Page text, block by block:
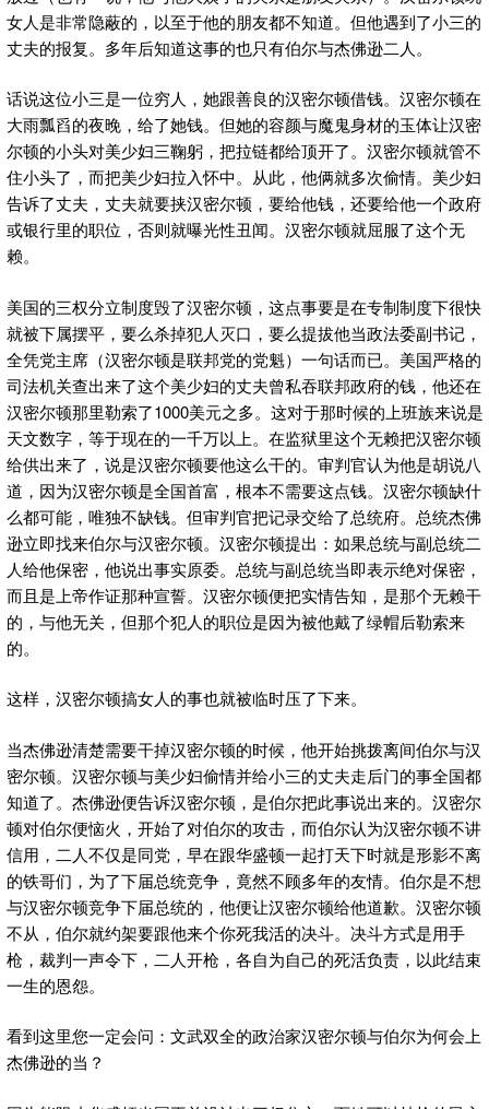
女人是非常隐蔽的，以至于他的朋友都不知道。但他遇到了小三的
丈夫的报复。多年后知道这事的也只有伯尔与杰佛逊二人。
话说这位小三是一位穷人，她跟善良的汉密尔顿借钱。汉密尔顿在
大雨瓢舀的夜晚，给了她钱。但她的容颜与魔鬼身材的玉体让汉密
尔顿的小头对美少妇三鞠躬，把拉链都给顶开了。汉密尔顿就管不
住小头了，而把美少妇拉入怀中。从此，他俩就多次偷情。美少妇
告诉了丈夫，丈夫就要挟汉密尔顿，要给他钱，还要给他一个政府
或银行里的职位，否则就曝光性丑闻。汉密尔顿就屈服了这个无
赖。
美国的三权分立制度毁了汉密尔顿，这点事要是在专制制度下很快
就被下属摆平，要么杀掉犯人灭口，要么提拔他当政法委副书记，
全凭党主席（汉密尔顿是联邦党的党魁）一句话而已。美国严格的
司法机关查出来了这个美少妇的丈夫曾私吞联邦政府的钱，他还在
汉密尔顿那里勒索了1000美元之多。这对于那时候的上班族来说是
天文数字，等于现在的一千万以上。在监狱里这个无赖把汉密尔顿
给供出来了，说是汉密尔顿要他这么干的。审判官认为他是胡说八
道，因为汉密尔顿是全国首富，根本不需要这点钱。汉密尔顿缺什
么都可能，唯独不缺钱。但审判官把记录交给了总统府。总统杰佛
逊立即找来伯尔与汉密尔顿。汉密尔顿提出：如果总统与副总统二
人给他保密，他说出事实原委。总统与副总统当即表示绝对保密，
而且是上帝作证那种宣誓。汉密尔顿便把实情告知，是那个无赖干
的，与他无关，但那个犯人的职位是因为被他戴了绿帽后勒索来
的。
这样，汉密尔顿搞女人的事也就被临时压了下来。
当杰佛逊清楚需要干掉汉密尔顿的时候，他开始挑拨离间伯尔与汉
密尔顿。汉密尔顿与美少妇偷情并给小三的丈夫走后门的事全国都
知道了。杰佛逊便告诉汉密尔顿，是伯尔把此事说出来的。汉密尔
顿对伯尔便恼火，开始了对伯尔的攻击，而伯尔认为汉密尔顿不讲
信用，二人不仅是同党，早在跟华盛顿一起打天下时就是形影不离
的铁哥们，为了下届总统竞争，竟然不顾多年的友情。伯尔是不想
与汉密尔顿竞争下届总统的，他便让汉密尔顿给他道歉。汉密尔顿
不从，伯尔就约架要跟他来个你死我活的决斗。决斗方式是用手
枪，裁判一声令下，二人开枪，各自为自己的死活负责，以此结束
一生的恩怨。
看到这里您一定会问：文武双全的政治家汉密尔顿与伯尔为何会上
杰佛逊的当？